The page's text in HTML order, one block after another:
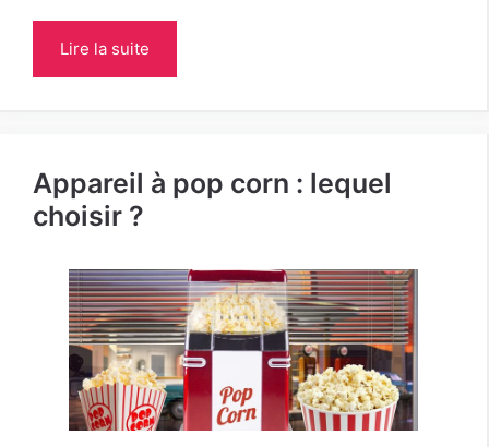
Lire la suite
Appareil à pop corn : lequel
choisir ?